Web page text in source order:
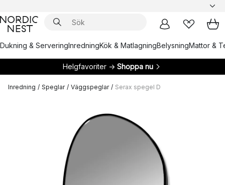
Dukning & ServeringInredningKök & MatlagningBelysningMattor &
Helgfavoriter → Shoppa nu
Inredning / Speglar / Väggspeglar / Serax spegel D